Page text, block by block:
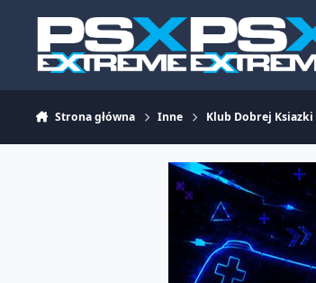
Strona główna Inne Klub Dobrej Ksiazki